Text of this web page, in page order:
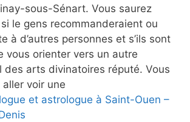
sous-Sénart. Vous saurez
le gens recommanderaient ou
à d’autres personnes et s’ils sont
vous orienter vers un autre
des arts divinatoires réputé. Vous
voir une
et astrologue à Saint-Ouen –